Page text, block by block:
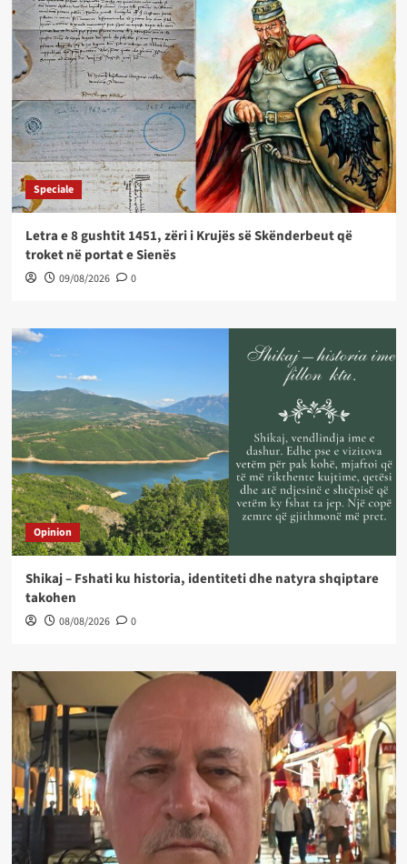
Speciale
Letra e 8 gushtit 1451, zëri i Krujës së Skënderbeut që
troket në portat e Sienës
09/08/2026 0
Opinion
Shikaj – Fshati ku historia, identiteti dhe natyra shqiptare
takohen
08/08/2026 0